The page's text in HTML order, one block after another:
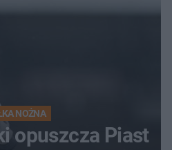
NOŻNA
opuszcza Piast